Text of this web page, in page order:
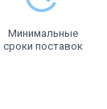
Минимальные
сроки поставок